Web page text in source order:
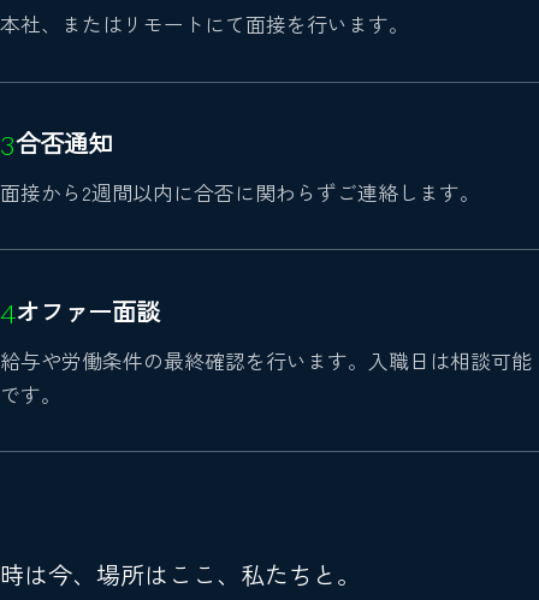
本社、またはリモートにて面接を行います。
合否通知
面接から2週間以内に合否に関わらずご連絡します。
オファー面談
給与や労働条件の最終確認を行います。入職日は相談可能
です。
時は今、場所はここ、私たちと。